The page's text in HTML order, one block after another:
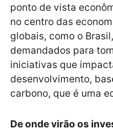
ponto de vista
no centro das
globais, como o
demandados para
iniciativas que
desenvolvimento,
carbono, que é uma
De onde virão os